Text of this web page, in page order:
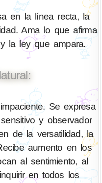
en la línea recta, la
Ama lo que afirma
la ley que ampara.
Se expresa
y observador
de la versatilidad, la
aumento en los
al sentimiento, al
en todos los